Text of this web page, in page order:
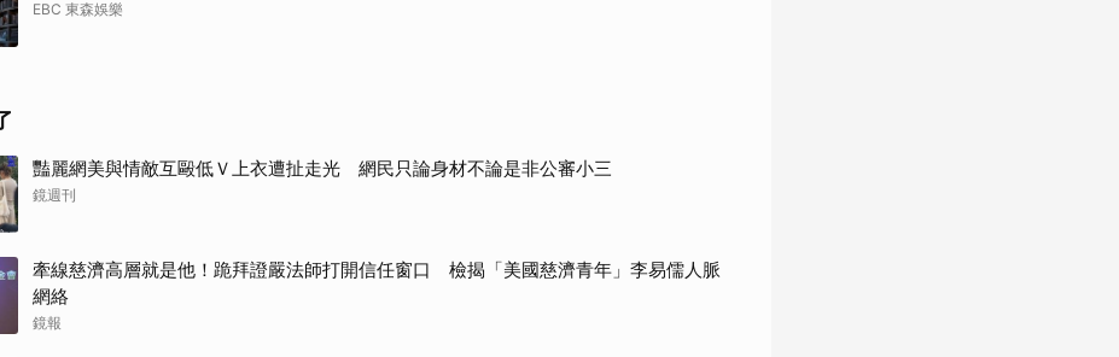
EBC 東森娛樂
豔麗網美與情敵互毆低Ｖ上衣遭扯走光 網民只論身材不論是非公審小三
鏡週刊
牽線慈濟高層就是他！跪拜證嚴法師打開信任窗口 檢揭「美國慈濟青年」李易儒人脈
網絡
鏡報